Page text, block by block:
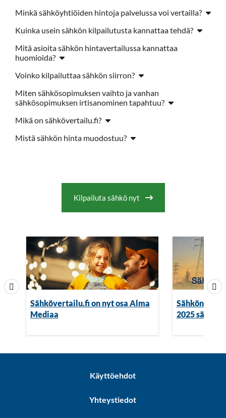
Minkä sähköyhtiöiden hintoja palvelussa voi vertailla?
Kuinka usein sähkön kilpailutusta kannattaa tehdä?
Mitä asioita sähkön hintavertailussa kannattaa
huomioida?
Voinko kilpailuttaa sähkön siirron?
Miten sähkösopimuksen vaihto ja vanhan
sähkösopimuksen irtisanominen tapahtuu?
Mikä on sähkövertailu.fi?
Mistä sähkön hinta muodostuu?
Kilpailuta sähkö nyt
Sähkövertailu.fi on nyt osa Alma
Mediaa
Sähkön
2025
Käyttöehdot
Yhteystiedot